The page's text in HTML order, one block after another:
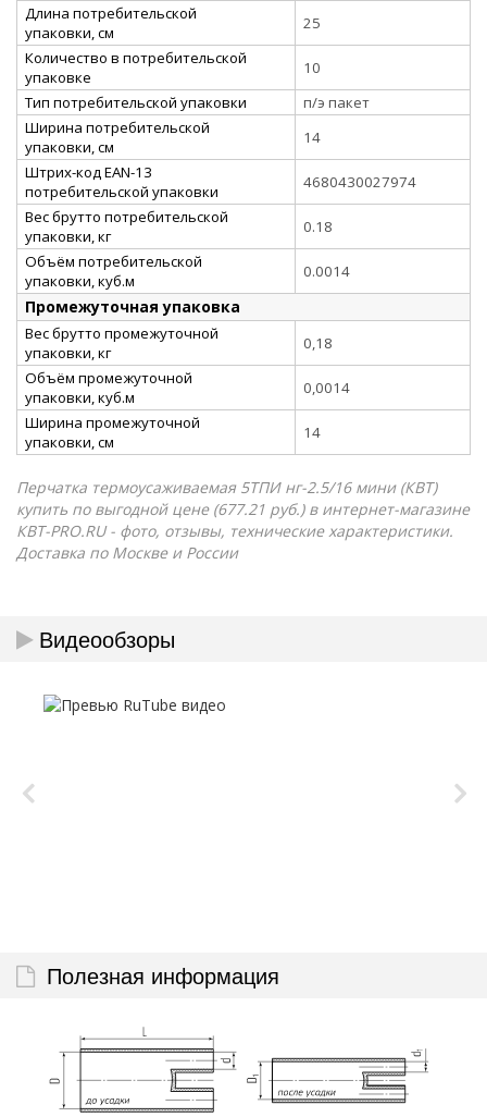
Длина потребительской
упаковки, см
25
Количество в потребительской
упаковке
10
Тип потребительской упаковки
п/э пакет
Ширина потребительской
упаковки, см
14
Штрих-код EAN-13
потребительской упаковки
4680430027974
Вес брутто потребительской
упаковки, кг
0.18
Объём потребительской
упаковки, куб.м
0.0014
Промежуточная упаковка
Вес брутто промежуточной
упаковки, кг
0,18
Объём промежуточной
упаковки, куб.м
0,0014
Ширина промежуточной
упаковки, см
14
Перчатка термоусаживаемая 5ТПИ нг-2.5/16 мини (КВТ)
купить по выгодной цене (677.21 руб.) в интернет-магазине
КВТ-PRO.RU - фото, отзывы, технические характеристики.
Доставка по Москве и России
Видеообзоры
Полезная информация